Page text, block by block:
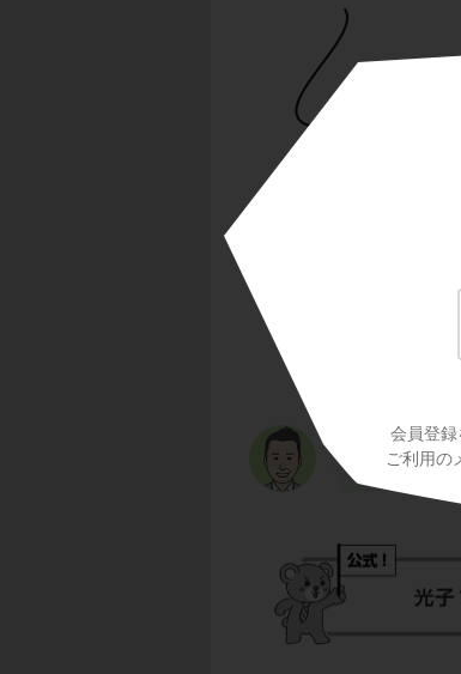
会員登録
ご利用の
アインシ
エネルギ
義しました